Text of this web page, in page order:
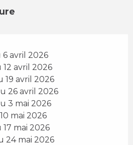
6 avril 2026
avril 2026
19 avril 2026
26 avril 2026
3 mai 2026
mai 2026
17 mai 2026
24 mai 2026